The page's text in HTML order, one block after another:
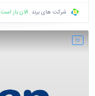
شرکت های برند الان باز است